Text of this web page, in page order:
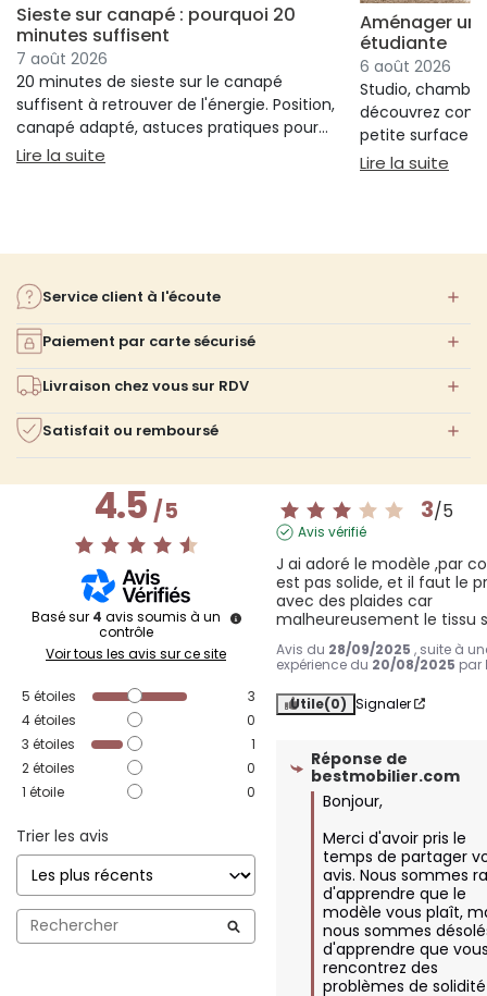
Sieste sur canapé : pourquoi 20
minutes suffisent
7 août 2026
20 minutes de sieste sur le canapé
suffisent à retrouver de l'énergie. Position,
canapé adapté, astuces pratiques pour
bien s'installer.
Lire la suite : Sieste sur canapé : pourquoi 20 minutes
Aménager un
étudiante
6 août 2026
Studio,
découvrez
petite surface à
confort ni
Lire la suite
Service client à l'écoute
Paiement par carte sécurisé
Livraison chez vous sur RDV
Satisfait ou remboursé
4.5/5
Basé sur 4 avis soumis à un
contrôle
Voir tous les avis sur ce site
5 étoiles
3
4étoiles
0
3 étoiles
1
2étoiles
0
1 étoile 0
Trier les avis
3/5
Avis vérifié
J ai adoré le modèle ,par
est pas solide, et il faut le
avec des plaides car
malheureusement le tissu
Avis du 28/09/2025 , suite à
expérience du 20/08/2025 par
Utile(0) Signaler
Réponse de
bestmobilier.com
Bonjour,
Merci d'avoir pris le
temps de partager
avis. Nous sommes
d'apprendre que le
modèle vous plaît,
nous sommes
d'apprendre que
rencontrez des
problèmes de